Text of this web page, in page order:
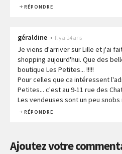
RÉPONDRE
géraldine • Il y a 14 ans
Je viens d'arriver sur Lille et j'ai
shopping aujourd'hui. Que des
boutique Les Petites... !!!!!
Pour celles que ca intéressent
Petites... c'est au 9-11 rue des
Les vendeuses sont un peu snobs
RÉPONDRE
Ajoutez votre